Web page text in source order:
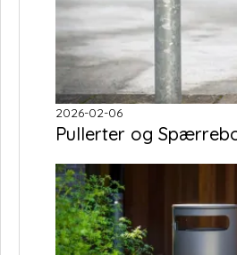
2026-02-06
Pullerter og